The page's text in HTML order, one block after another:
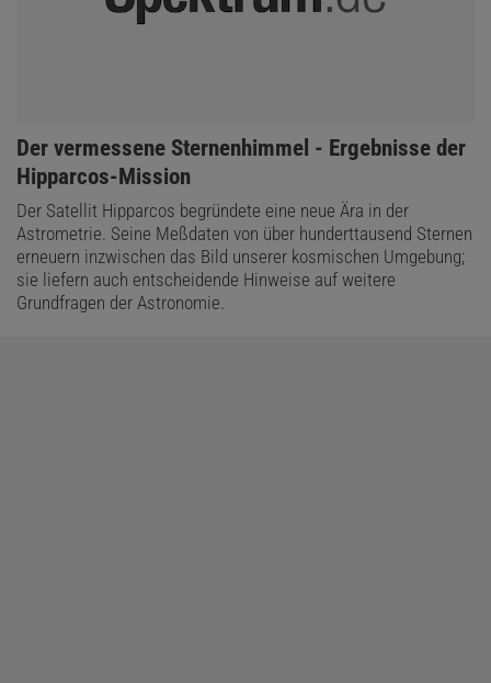
:
Der vermessene Sternenhimmel - Ergebnisse der
Hipparcos-Mission
Der Satellit Hipparcos begründete eine neue Ära in der
Astrometrie. Seine Meßdaten von über hunderttausend Sternen
erneuern inzwischen das Bild unserer kosmischen Umgebung;
sie liefern auch entscheidende Hinweise auf weitere
Grundfragen der Astronomie.